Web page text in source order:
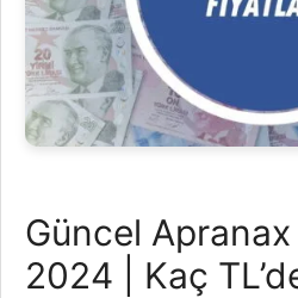
Güncel Apranax
2024 | Kaç